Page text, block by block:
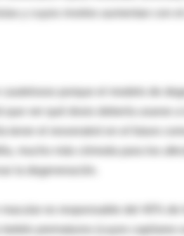
cautelosos porque el modelo de
que ver qué dosis debería usarse
tener el resveratrol en el futuro
la degeneración.
macular es responsable del 40%
bebés prematuros (cuyos